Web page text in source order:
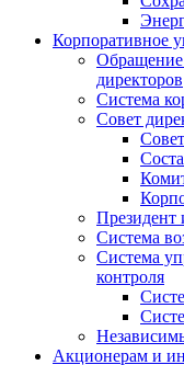
Корпоративное
Обращение
директоров
Система
Совет
Президент
Система
Система
контроля
Акционерам и